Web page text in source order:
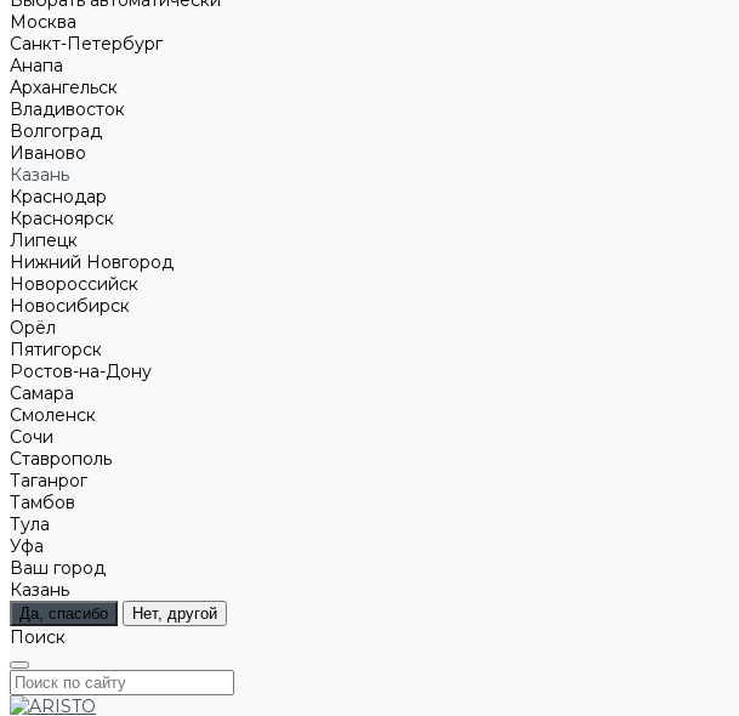
Москва
Санкт-Петербург
Анапа
Архангельск
Владивосток
Волгоград
Иваново
Казань
Краснодар
Красноярск
Липецк
Нижний Новгород
Новороссийск
Новосибирск
Орёл
Пятигорск
Ростов-на-Дону
Самара
Смоленск
Сочи
Ставрополь
Таганрог
Тамбов
Тула
Уфа
Ваш город
Казань
Да, спасибо Нет, другой
Поиск